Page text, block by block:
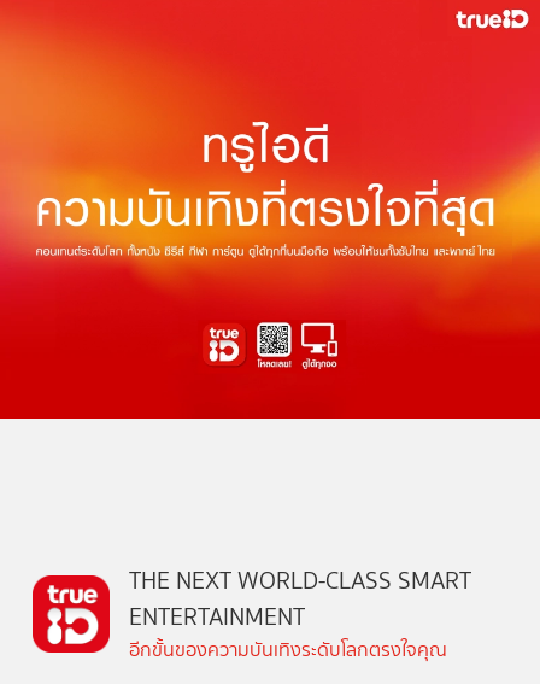
THE NEXT WORLD-CLASS SMART
ENTERTAINMENT
อีกขั้นของความบันเทิงระดับโลกตรงใจคุณ